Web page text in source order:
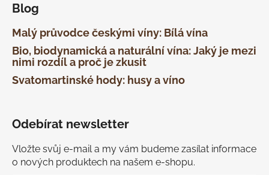
Blog
Malý průvodce českými víny: Bílá vína
Bio, biodynamická a naturální vína: Jaký je mezi
nimi rozdíl a proč je zkusit
Svatomartinské hody: husy a víno
Odebírat newsletter
Vložte svůj e-mail a my vám budeme zasílat informace
o nových produktech na našem e-shopu.